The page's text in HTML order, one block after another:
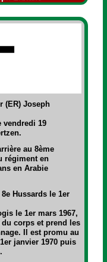
(ER) Joseph
vendredi 19
au 8ème
régiment en
en Arabie
Hussards le 1er
le 1er mars 1967,
du corps et prend les
Il est promu au
janvier 1970 puis